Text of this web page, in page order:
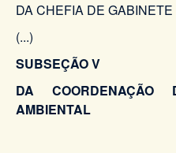
DA CHEFIA DE GABINETE
(...)
SUBSEÇÃO V
DA COORDENAÇÃO
AMBIENTAL